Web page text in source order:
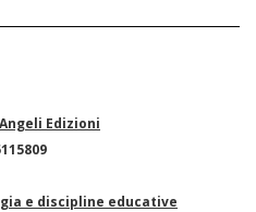
Edizioni
e discipline educative